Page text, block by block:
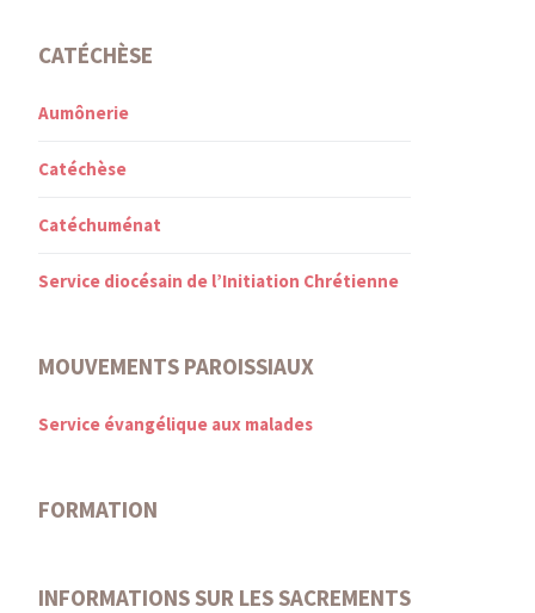
CATÉCHÈSE
Aumônerie
Catéchèse
Catéchuménat
Service diocésain de l’Initiation Chrétienne
MOUVEMENTS PAROISSIAUX
Service évangélique aux malades
FORMATION
INFORMATIONS SUR LES SACREMENTS